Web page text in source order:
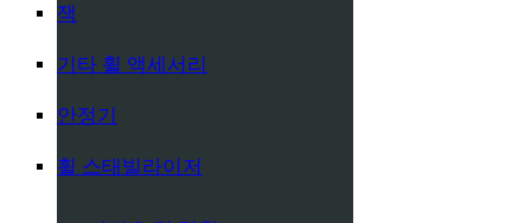
잭
기타 휠 액세서리
안정기
휠 스태빌라이저